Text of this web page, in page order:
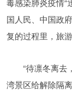
毒感染肺炎疫情“
国人民、中国政
复的过程里，旅
“待凛冬离
湾景区给解除隔